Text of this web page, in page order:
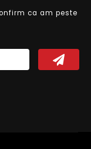
ca am peste